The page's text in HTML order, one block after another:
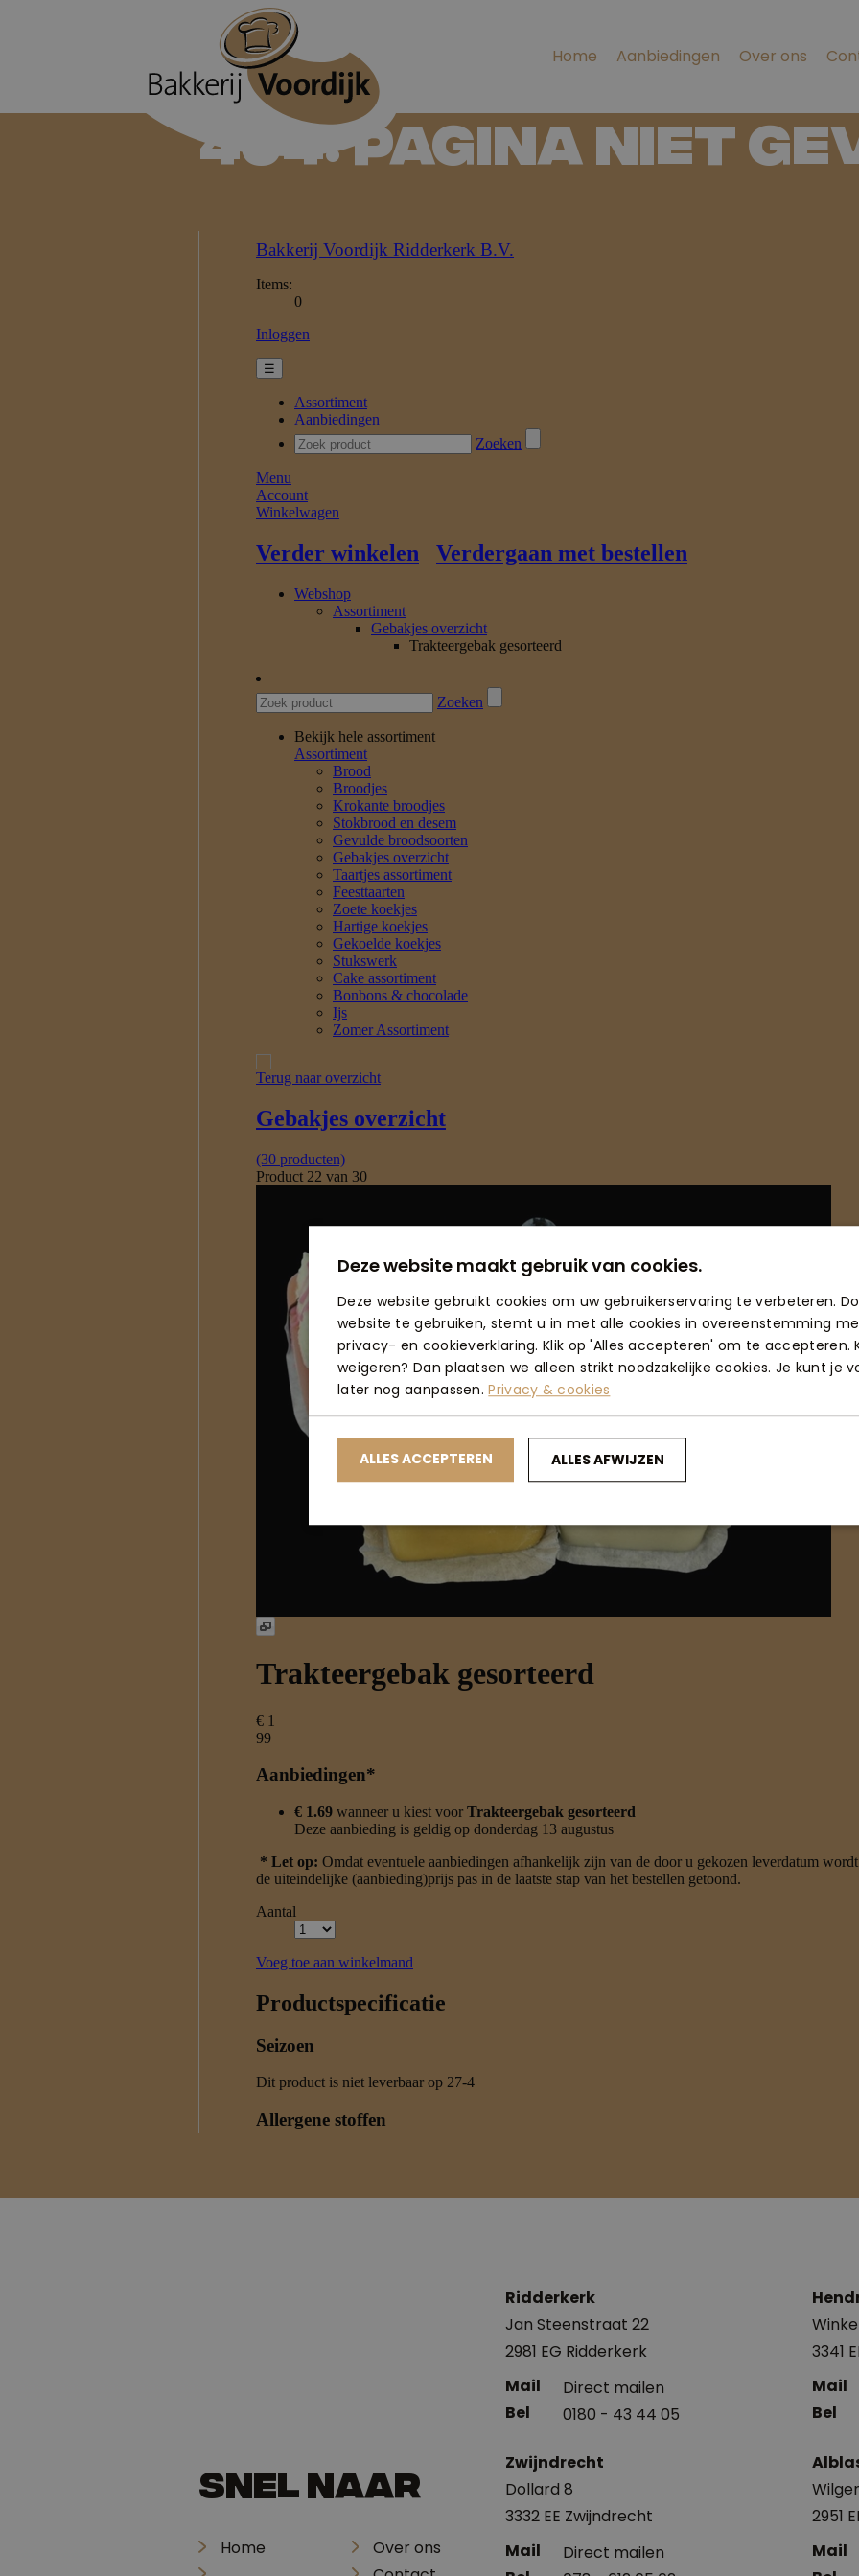
Home Aanbiedingen Over ons
404: Pagina niet
Snel naar
Home
Over ons
Ridderkerk
Jan Steenstraat 22
2981 EG Ridderkerk
Direct mailen
0180 - 43 44 05
3341
Zwijndrecht
Dollard 8
3332 EE Zwijndrecht
Direct mailen
2951
Deze website maakt gebruik van cookies.
Deze website gebruikt cookies om uw gebruikerservaring te verbeteren.
website te gebruiken, stemt u in met alle cookies in overeenstemming
privacy- en cookieverklaring. Klik op 'Alles accepteren' om te accepteren.
weigeren? Dan plaatsen we alleen strikt noodzakelijke cookies. Je kunt je
later nog aanpassen.Privacy & cookies
ALLES ACCEPTEREN ALLES AFWIJZEN